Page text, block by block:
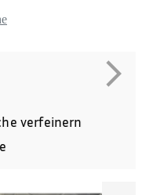
verfeinern